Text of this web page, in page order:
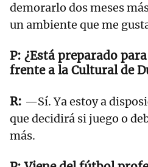
demorarlo dos meses
un ambiente que me
¿Está preparado
frente a la Cultural de
—Sí. Ya estoy a
que decidirá si juego o
más.